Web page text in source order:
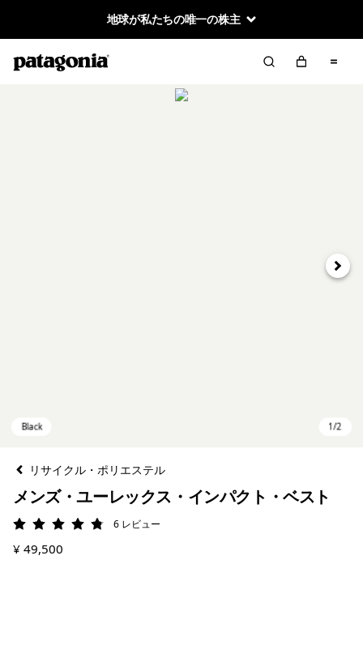
地球が私たちの唯一の株主
次へ
リサイクル・ポリエステル
メンズ・ユーレックス・インパクト・ベスト
評価: 4.8 / 5
6 レビュー
¥ 49,500